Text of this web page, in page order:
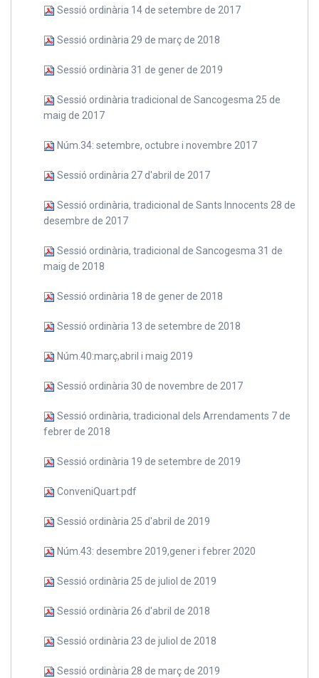
Sessió ordinària 14 de setembre de 2017
Sessió ordinària 29 de març de 2018
Sessió ordinària 31 de gener de 2019
Sessió ordinària tradicional de Sancogesma 25 de
maig de 2017
Núm.34: setembre, octubre i novembre 2017
Sessió ordinària 27 d'abril de 2017
Sessió ordinària, tradicional de Sants Innocents 28 de
desembre de 2017
Sessió ordinària, tradicional de Sancogesma 31 de
maig de 2018
Sessió ordinària 18 de gener de 2018
Sessió ordinària 13 de setembre de 2018
Núm.40:març,abril i maig 2019
Sessió ordinària 30 de novembre de 2017
Sessió ordinària, tradicional dels Arrendaments 7 de
febrer de 2018
Sessió ordinària 19 de setembre de 2019
ConveniQuart.pdf
Sessió ordinària 25 d'abril de 2019
Núm.43: desembre 2019,gener i febrer 2020
Sessió ordinària 25 de juliol de 2019
Sessió ordinària 26 d'abril de 2018
Sessió ordinària 23 de juliol de 2018
Sessió ordinària 28 de març de 2019